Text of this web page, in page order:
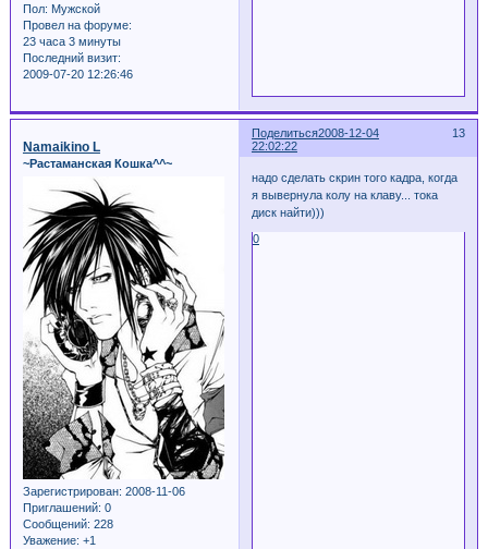
Пол: Мужской
Провел на форуме:
23 часа 3 минуты
Последний визит:
2009-07-20 12:26:46
Поделиться 13
2008-12-04
22:02:22
Namaikino L
~Растаманская Кошка^^~
Зарегистрирован: 2008-11-06
Приглашений: 0
Сообщений: 228
Уважение: +1
надо сделать скрин того кадра, когда
я вывернула колу на клаву... тока
диск найти)))
0